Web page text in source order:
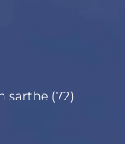
sarthe (72)